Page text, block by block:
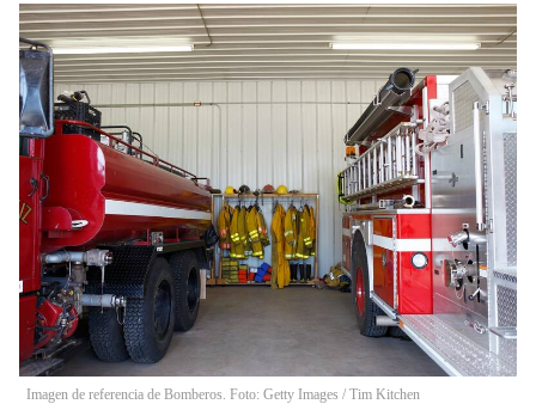
Imagen de referencia de Bomberos. Foto: Getty Images / Tim Kitchen